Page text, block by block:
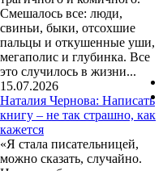
Смешалось все: люди,
свиньи, быки, отсохшие
пальцы и откушенные уши,
мегаполис и глубинка. Все
это случилось в жизни...
15.07.2026
Наталия Чернова: Написать
книгу – не так страшно, как
кажется
«Я стала писательницей,
можно сказать, случайно.